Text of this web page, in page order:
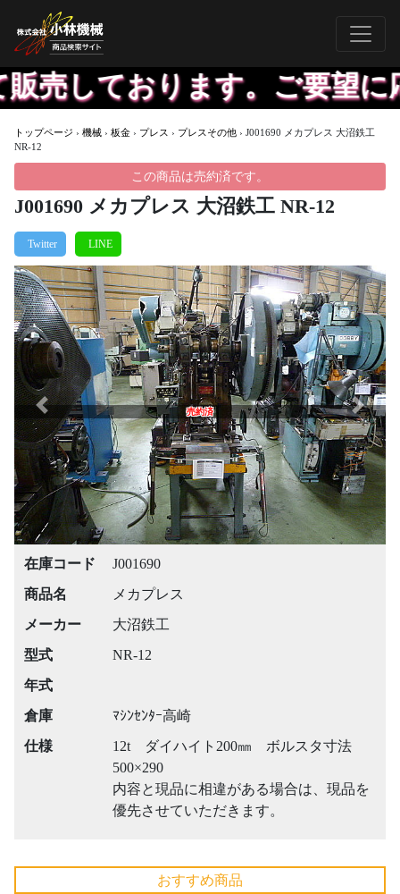
ております。ご要望に応
トップページ › 機械 › 板金 › プレス › プレスその他 › J001690 メカプレス 大沼鉄工
NR-12
この商品は売約済です。
J001690 メカプレス 大沼鉄工 NR-12
売約済
Previous Next
在庫コード
J001690
商品名
メカプレス
メーカー
大沼鉄工
型式
NR-12
年式
倉庫
ﾏｼﾝｾﾝﾀｰ高崎
仕様
12t ダイハイト200㎜ ボルスタ寸法
500×290
内容と現品に相違がある場合は、現品を
優先させていただきます。
おすすめ商品